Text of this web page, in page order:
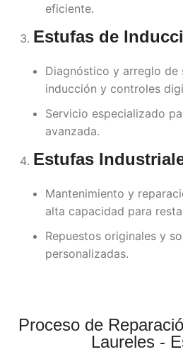
eficiente.
Estufas de
Diagnóstico y arreglo de
inducción y controles
Servicio especializado
avanzada.
Estufas
Mantenimiento y
alta capacidad para
Repuestos originales y
personalizadas.
Proceso de
Laureles -